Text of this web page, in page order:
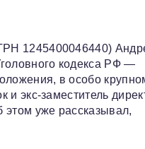
1245400046440)
кодекса РФ —
в особо
и экс‑заместитель
этом уже рассказывал,